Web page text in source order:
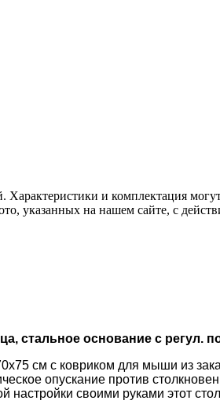
и комплектация
указанных на нашем сайте, с
стальное основание с регул.
см с ковриком для мыши из
опускание против
своими руками этот